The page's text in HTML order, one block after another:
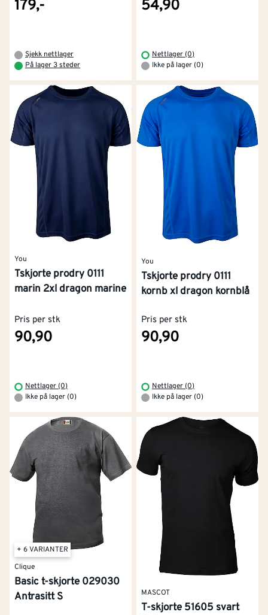
179,-
Sjekk nettlager
På lager 3 steder
54,90
Nettlager (0)
Ikke på lager (0)
You
Tskjorte prodry 0111
marin 2xl dragon marine
Pris per stk
90,90
Nettlager (0)
Ikke på lager (0)
You
Tskjorte prodry 0111
kornb xl dragon kornblå
Pris per stk
90,90
Nettlager (0)
Ikke på lager (0)
+ 6 VARIANTER
Clique
Basic t-skjorte 029030
Antrasitt S
MASCOT
T-skjorte 51605 svart